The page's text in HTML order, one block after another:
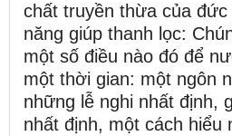
chất truyền thừa của đức
năng giúp thanh lọc:
một số điều nào đó để
một thời gian: một ngôn
những lễ nghi nhất định,
nhất định, một cách hiểu